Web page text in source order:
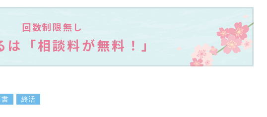
終活プラン 終活セットプラン
回数制限無し
は「相談料が無料！」
書 終活